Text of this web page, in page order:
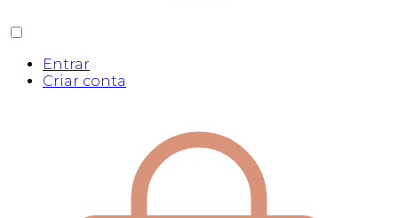
Entrar
Criar conta